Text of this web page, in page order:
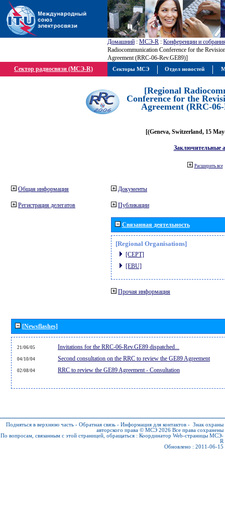
Домашний : МСЭ-R : Конференции и
Radiocommunication Conference for the
Agreement (RRC-06-Rev.GE89)]
Сектор радиосвязи (МСЭ-R)
[Regional
Conference for the
Agreement (RRC-
[(Geneva, Switzerland, 15
Заключительные
Расширить все
Общая информация
Регистрация делегатов
Документы
Публикации
Связанная деятельность
[Regional Organisations]
[CEPT]
[EBU]
Прочая информация
[Newsflashes]
21/06/05 Invitations for the RRC-06-Rev.GE89 dispatched...
04/10/04 Second consultation on the RRC to review the GE89 Agreement
02/08/04 RRC to review the GE89 Agreement - Consultation
Подняться в верхнюю часть - Обратная связь - Информация для контактов - Знак охраны
авторского права © МСЭ 2026 Все права сохранены
По вопросам, связанным с этой страницей, обращаться : Координатор Web-страницы МСЭ-
R
Обновлено : 2011-06-15
Секторы МСЭ Отдел новостей